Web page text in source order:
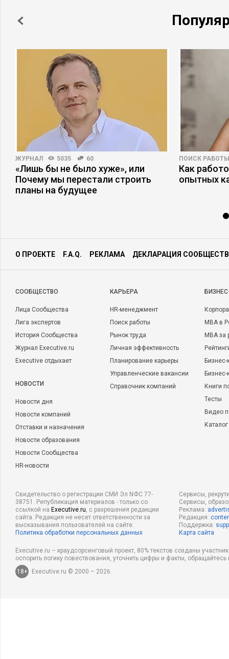
ЖУРНАЛ 5035 60
«Лишь бы не было хуже», или
Почему мы перестали строить
планы на будущее
ПОИСК РАБОТЫ
Как
опытных
О ПРОЕКТЕ F.A.Q. РЕКЛАМА ДЕКЛАРАЦИЯ
CООБЩЕСТВО
Лица Сообщества
Лига экспертов
История Сообщества
Журнал Executive.ru
Executive отдыхает
НОВОСТИ
Новости дня
Новости компаний
Отставки и назначения
Новости образования
Новости Сообщества
HR-новости
КАРЬЕРА
HR-менеджмент
Поиск работы
Рынок труда
Личная эффективность
Планирование карьеры
Управленческие вакансии
Справочник компаний
MBA в
MBA
Бизнес-
Книги
Тесты
Видео
Свидетельство о регистрации СМИ Эл NФС 77-
38751. Републикация материалов - только со
ссылкой на Executive.ru, с разрешения редакции
сайта. Редакция не несет ответственности за
высказывания пользователей на сайте.
Политика обработки персональных данных
Сервисы,
Сервисы,
Реклама:
Редакция:
Поддержка:
Карта сайта
Executive.ru – краудсорсинговый проект, 80% текстов созданы
оспорить логику повествования, уточнить цифры и факты,
18+
Executive.ru © 2000 – 2026.